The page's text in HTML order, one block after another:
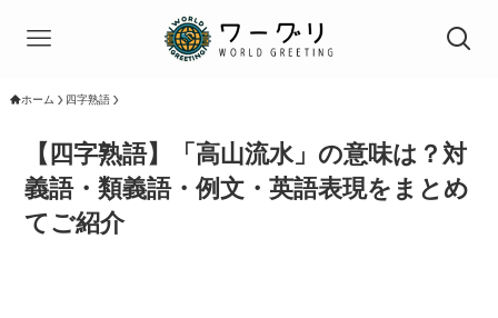
ホーム 四字熟語
【四字熟語】「高山流水」の意味は？対
義語・類義語・例文・英語表現をまとめ
てご紹介